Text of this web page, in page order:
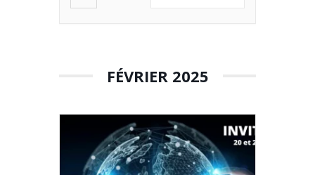
[…]
FÉVRIER 2025